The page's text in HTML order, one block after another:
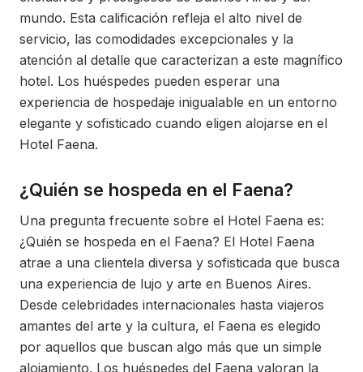
mundo. Esta calificación refleja el alto nivel de
servicio, las comodidades excepcionales y la
atención al detalle que caracterizan a este magnífico
hotel. Los huéspedes pueden esperar una
experiencia de hospedaje inigualable en un entorno
elegante y sofisticado cuando eligen alojarse en el
Hotel Faena.
¿Quién se hospeda en el Faena?
Una pregunta frecuente sobre el Hotel Faena es:
¿Quién se hospeda en el Faena? El Hotel Faena
atrae a una clientela diversa y sofisticada que busca
una experiencia de lujo y arte en Buenos Aires.
Desde celebridades internacionales hasta viajeros
amantes del arte y la cultura, el Faena es elegido
por aquellos que buscan algo más que un simple
alojamiento. Los huéspedes del Faena valoran la